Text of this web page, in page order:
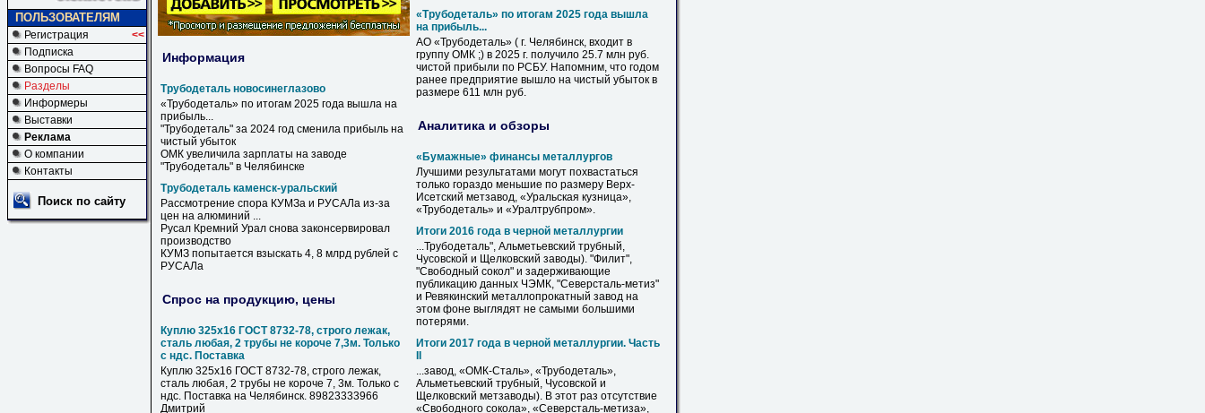
ПОЛЬЗОВАТЕЛЯМ
Регистрация
<<
Подписка
Вопросы FAQ
Разделы
Информеры
Выставки
Реклама
О компании
Контакты
Поиск по сайту
Информация
Трубодеталь новосинеглазово
«Трубодеталь» по итогам 2025 года вышла на
прибыль...
"Трубодеталь" за 2024 год сменила прибыль на
чистый убыток
ОМК увеличила зарплаты на заводе
"Трубодеталь" в Челябинске
Трубодеталь каменск-уральский
Рассмотрение спора КУМЗа и РУСАЛа из-за
цен на алюминий ...
Русал Кремний Урал снова законсервировал
производство
КУМЗ попытается взыскать 4, 8 млрд рублей с
РУСАЛа
Спрос на продукцию, цены
Куплю 325х16 ГОСТ 8732-78, строго лежак,
сталь любая, 2 трубы не короче 7,3м. Только
с ндс. Поставка
Куплю 325х16 ГОСТ 8732-78, строго лежак,
сталь любая, 2 трубы не короче 7, 3м. Только с
ндс. Поставка на Челябинск. 89823333966
Дмитрий
«Трубодеталь» по итогам 2025 года вышла
на прибыль...
АО «Трубодеталь» ( г. Челябинск, входит в
группу ОМК ;) в 2025 г. получило 25.7 млн руб.
чистой прибыли по РСБУ. Напомним, что годом
ранее предприятие вышло на чистый убыток в
размере 611 млн руб.
Аналитика и обзоры
«Бумажные» финансы металлургов
Лучшими результатами могут похвастаться
только гораздо меньшие по размеру Верх-
Исетский метзавод, «Уральская кузница»,
«Трубодеталь» и «Уралтрубпром».
Итоги 2016 года в черной металлургии
...Трубодеталь", Альметьевский трубный,
Чусовской и Щелковский заводы). "Филит",
"Свободный сокол" и задерживающие
публикацию данных ЧЭМК, "Северсталь-метиз"
и Ревякинский металлопрокатный завод на
этом фоне выглядят не самыми большими
потерями.
Итоги 2017 года в черной металлургии. Часть
...завод, «ОМК-Сталь», «Трубодеталь»,
Альметьевский трубный, Чусовской и
Щелковский метзаводы). В этот раз отсутствие
«Свободного сокола», «Северсталь-метиза»,